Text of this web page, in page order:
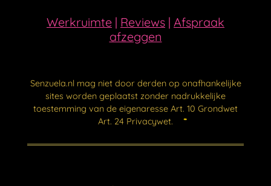
Werkruimte | Reviews | Afspraak
afzeggen
Senzuela.nl mag niet door derden op onafhankelijke
sites worden geplaatst zonder nadrukkelijke
toestemming van de eigenaresse Art. 10 Grondwet
Art. 24 Privacywet.